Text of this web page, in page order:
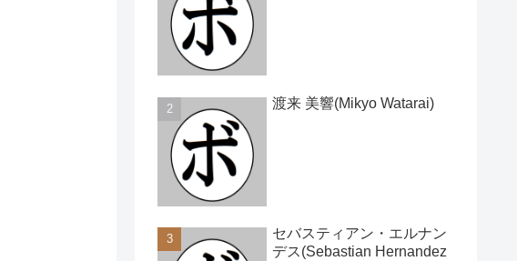
渡来 美響(Mikyo Watarai)
セバスティアン・エルナン
デス(Sebastian Hernandez